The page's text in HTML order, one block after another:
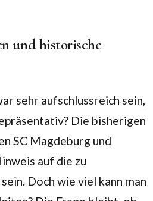
und historische
sehr aufschlussreich sein,
Die bisherigen
SC Magdeburg und
auf die zu
Doch wie viel kann man